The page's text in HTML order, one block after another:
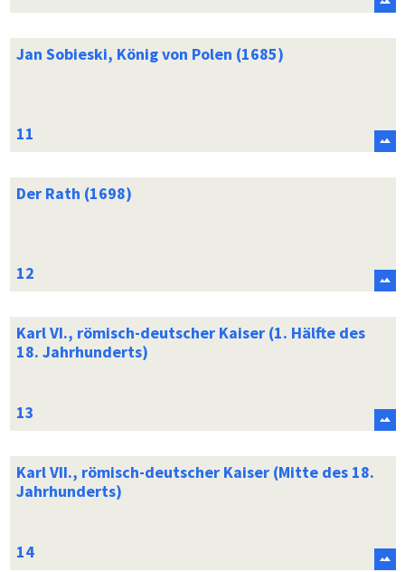
Jan Sobieski, König von Polen (1685)
Der Rath (1698)
Karl VI., römisch-deutscher Kaiser (1. Hälfte des
18. Jahrhunderts)
Karl VII., römisch-deutscher Kaiser (Mitte des 18.
Jahrhunderts)